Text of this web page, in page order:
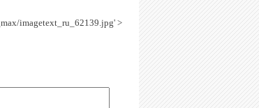
imagetext_ru_62139.jpg' >